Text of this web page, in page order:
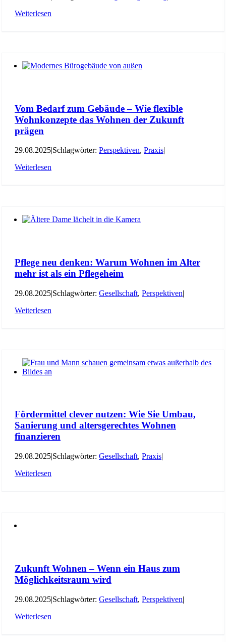
Weiterlesen
Vom Bedarf zum Gebäude – Wie flexible
Wohnkonzepte das Wohnen der Zukunft
prägen
29.08.2025|Schlagwörter: Perspektiven, Praxis|
Weiterlesen
Pflege neu denken: Warum Wohnen im Alter
mehr ist als ein Pflegeheim
29.08.2025|Schlagwörter: Gesellschaft, Perspektiven|
Weiterlesen
Fördermittel clever nutzen: Wie Sie Umbau,
Sanierung und altersgerechtes Wohnen
finanzieren
29.08.2025|Schlagwörter: Gesellschaft, Praxis|
Weiterlesen
Zukunft Wohnen – Wenn ein Haus zum
Möglichkeitsraum wird
29.08.2025|Schlagwörter: Gesellschaft, Perspektiven|
Weiterlesen